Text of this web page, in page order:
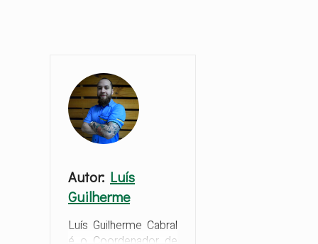
Autor: Luís
Guilherme
Luís Guilherme Cabral